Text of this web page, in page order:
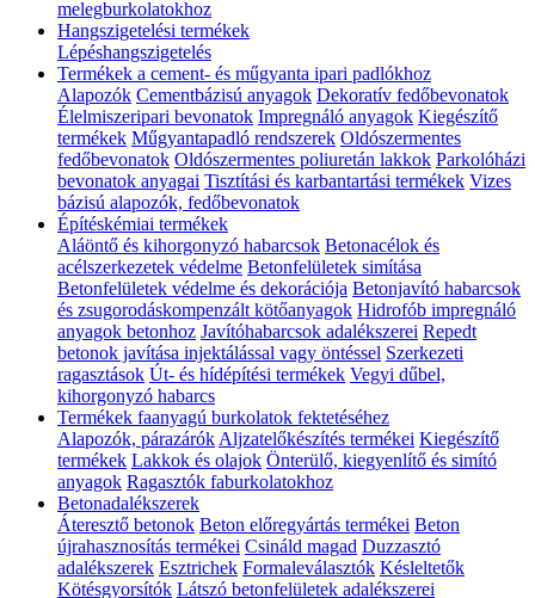
melegburkolatokhoz
Hangszigetelési termékek
Lépéshangszigetelés
Termékek a cement- és műgyanta ipari padlókhoz
Alapozók Cementbázisú anyagok Dekoratív fedőbevonatok
Élelmiszeripari bevonatok Impregnáló anyagok Kiegészítő
termékek Műgyantapadló rendszerek Oldószermentes
fedőbevonatok Oldószermentes poliuretán lakkok Parkolóházi
bevonatok anyagai Tisztítási és karbantartási termékek Vizes
bázisú alapozók, fedőbevonatok
Építéskémiai termékek
Aláöntő és kihorgonyzó habarcsok Betonacélok és
acélszerkezetek védelme Betonfelületek simítása
Betonfelületek védelme és dekorációja Betonjavító habarcsok
és zsugorodáskompenzált kötőanyagok Hidrofób impregnáló
anyagok betonhoz Javítóhabarcsok adalékszerei Repedt
betonok javítása injektálással vagy öntéssel Szerkezeti
ragasztások Út- és hídépítési termékek Vegyi dűbel,
kihorgonyzó habarcs
Termékek faanyagú burkolatok fektetéséhez
Alapozók, párazárók Aljzatelőkészítés termékei Kiegészítő
termékek Lakkok és olajok Önterülő, kiegyenlítő és simító
anyagok Ragasztók faburkolatokhoz
Betonadalékszerek
Áteresztő betonok Beton előregyártás termékei Beton
újrahasznosítás termékei Csináld magad Duzzasztó
adalékszerek Esztrichek Formaleválasztók Késleltetők
Kötésgyorsítók Látszó betonfelületek adalékszerei